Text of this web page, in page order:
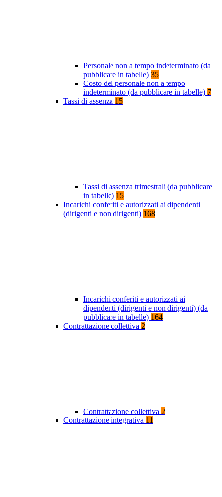
Personale non a tempo indeterminato (da
pubblicare in tabelle) 35
Costo del personale non a tempo
indeterminato (da pubblicare in tabelle) 7
Tassi di assenza 15
Tassi di assenza trimestrali (da pubblicare
in tabelle) 15
Incarichi conferiti e autorizzati ai dipendenti
(dirigenti e non dirigenti) 168
Incarichi conferiti e autorizzati ai
dipendenti (dirigenti e non dirigenti) (da
pubblicare in tabelle) 164
Contrattazione collettiva 2
Contrattazione collettiva 2
Contrattazione integrativa 11